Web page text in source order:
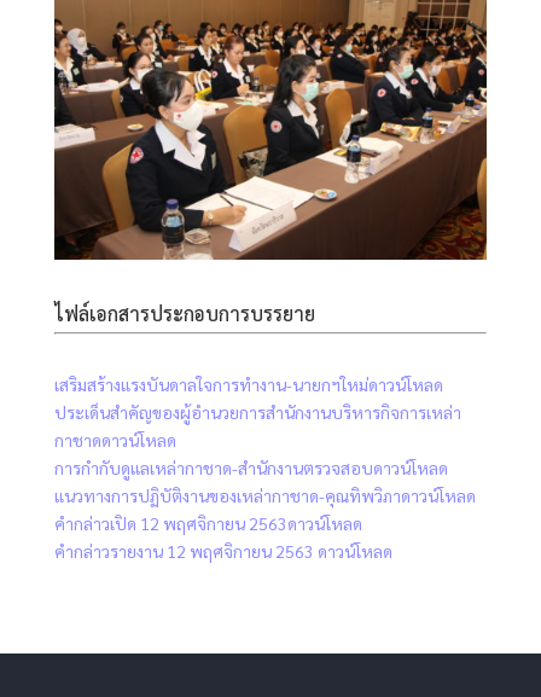
ไฟล์เอกสารประกอบการบรรยาย
เสริมสร้างแรงบันดาลใจการทำงาน-นายกฯใหม่ดาวน์โหลด
ประเด็นสำคัญของผู้อำนวยการสำนักงานบริหารกิจการเหล่า
กาชาดดาวน์โหลด
การกำกับดูแลเหล่ากาชาด-สำนักงานตรวจสอบดาวน์โหลด
แนวทางการปฏิบัติงานของเหล่ากาชาด-คุณทิพวิภาดาวน์โหลด
คำกล่าวเปิด 12 พฤศจิกายน 2563ดาวน์โหลด
คำกล่าวรายงาน 12 พฤศจิกายน 2563 ดาวน์โหลด